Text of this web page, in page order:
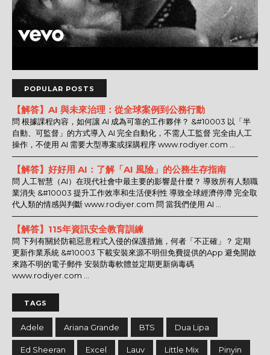
POPULAR POSTS
【解答】AI 與未來治理：從全球案例到公務行動
問 根據課程內容，如何讓 AI 成為可靠的工作夥伴？ &#10003 以「半
自動、可監督」的方式導入 AI 完全自動化，不需人工監督 完全由人工
操作，不使用 AI 需要大型專案或採購程序 www.rodiyer.com ...
【解答】好好用 AI：了解「AI 風險」的公務生存指南
問 人工智慧（AI）在現代社會中最主要的影響是什麼？ 導致所有人類職
業消失 &#10003 提升工作效率和生活便利性 導致全球經濟停滯 完全取
代人類的情感與判斷 www.rodiyer.com 問 當我們使用 AI ...
【解答】115年資訊安全教育訓練
問 下列有關於防範惡意程式入侵的保護措施，何者「不正確」？ 定期
更新作業系統 &#10003 下載安裝來源不明但免費提供的App 避免開啟
來路不明的電子郵件 安裝防毒軟體並定期更新病毒碼
www.rodiyer.com ...
TAGS
Adele Ariana Grande BTS Dua Lipa
Ed Sheeran Excel Lauv Little Mix Pinyin